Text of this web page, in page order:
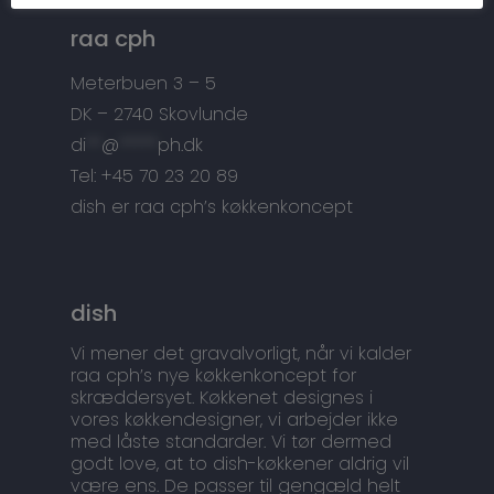
raa cph
Meterbuen 3 – 5
DK – 2740 Skovlunde
di
@
ph.dk
Tel: +45 70 23 20 89
dish er raa cph’s køkkenkoncept
dish
Vi mener det gravalvorligt, når vi kalder
raa cph’s nye køkkenkoncept for
skræddersyet. Køkkenet designes i
vores køkkendesigner, vi arbejder ikke
med låste standarder. Vi tør dermed
godt love, at to dish-køkkener aldrig vil
være ens. De passer til gengæld helt